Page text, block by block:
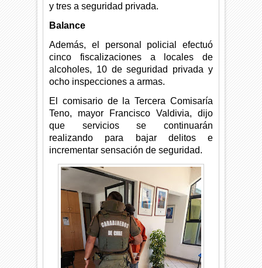
y tres a seguridad privada.
Balance
Además, el personal policial efectuó
cinco fiscalizaciones a locales de
alcoholes, 10 de seguridad privada y
ocho inspecciones a armas.
El comisario de la Tercera Comisaría
Teno, mayor Francisco Valdivia, dijo
que servicios se continuarán
realizando para bajar delitos e
incrementar sensación de seguridad.